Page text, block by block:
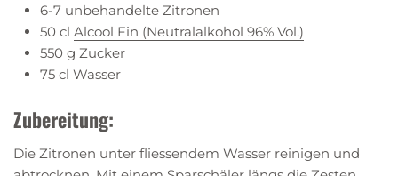
6-7 unbehandelte Zitronen
50 cl Alcool Fin (Neutralalkohol 96% Vol.)
550 g Zucker
75 cl Wasser
Zubereitung:
Die Zitronen unter fliessendem Wasser reinigen und